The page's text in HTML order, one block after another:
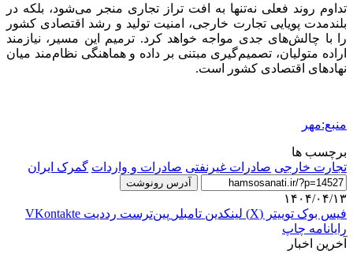
تداوم روند فعلی نه‌تنها به افت تراز تجاری منجر می‌شود، بلکه در
بلندمدت پویایی تجارت خارجی، امنیت تولید و رشد اقتصادی کشور
را با چالش‌های جدی مواجه خواهد کرد. ترمیم این مسیر، نیازمند
اراده متولیان، تصمیم‌گیری مبتنی بر داده و هماهنگی نظام‌مند میان
نهادهای اقتصادی کشور است.
منبع:مهر
برچسب ها
تجارت خارجی صادرات غیرنفتی صادرات و واردات گمرک ایران
آدرس رونوشت
۱۴۰۴/۰۴/۱۳
فیس بوک توییتر (X) لینکدین ‫تامبلر ‫پین‌ترست ‫رددیت ‫VKontakte
رایانامه چاپ
آخرین اخبار